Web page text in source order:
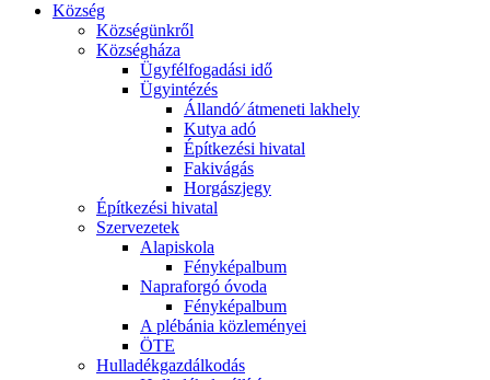
Község
Községünkről
Községháza
Ügyfélfogadási idő
Ügyintézés
Állandó⁄ átmeneti lakhely
Kutya adó
Építkezési hivatal
Fakivágás
Horgászjegy
Építkezési hivatal
Szervezetek
Alapiskola
Fényképalbum
Napraforgó óvoda
Fényképalbum
A plébánia közleményei
ÖTE
Hulladékgazdálkodás